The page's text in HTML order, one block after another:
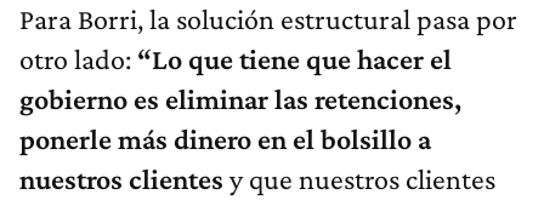
Para Borri, la solución estructural pasa por
otro lado: “Lo que tiene que hacer el
gobierno es eliminar las retenciones,
ponerle más dinero en el bolsillo a
nuestros clientes y que nuestros clientes